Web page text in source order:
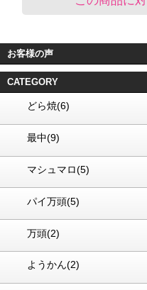
お客様の声
CATEGORY
どら焼(6)
最中(9)
マシュマロ(5)
パイ万頭(5)
万頭(2)
ようかん(2)